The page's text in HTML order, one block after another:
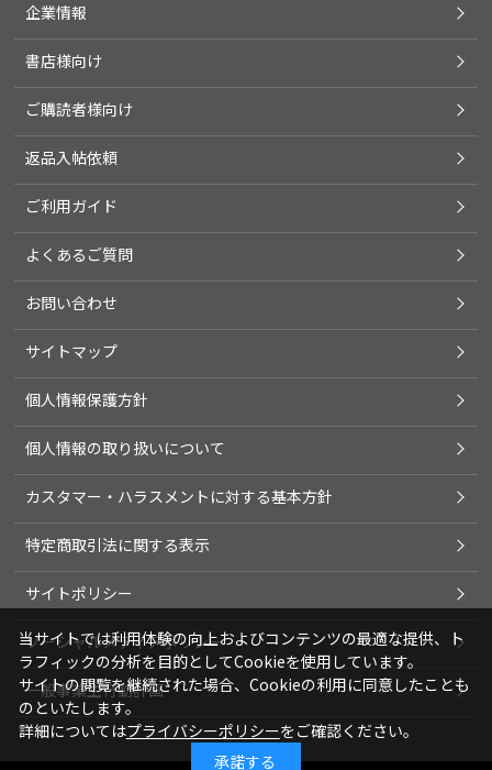
企業情報
書店様向け
ご購読者様向け
返品入帖依頼
ご利用ガイド
よくあるご質問
お問い合わせ
サイトマップ
個人情報保護方針
個人情報の取り扱いについて
カスタマー・ハラスメントに対する基本方針
特定商取引法に関する表示
サイトポリシー
ソーシャルメディアポリシー
一般事業主行動計画
当サイトでは利用体験の向上およびコンテンツの最適な提供、ト
ラフィックの分析を目的としてCookieを使用しています。
サイトの閲覧を継続された場合、Cookieの利用に同意したことも
のといたします。
詳細についてはプライバシーポリシーをご確認ください。
承諾する